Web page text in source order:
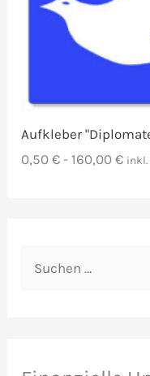
Aufkleber
0,50€ - 160,00€ inkl.
e